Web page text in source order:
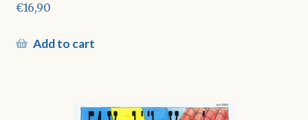
€16,90
Add to cart